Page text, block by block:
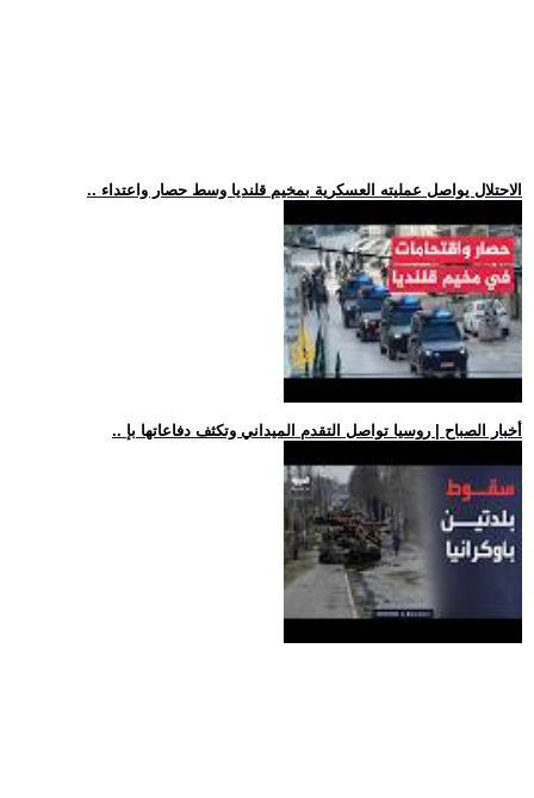
.. الاحتلال يواصل عمليته العسكرية بمخيم قلنديا وسط حصار واعتداء
.. أخبار الصباح | روسيا تواصل التقدم الميداني وتكثف دفاعاتها بإ